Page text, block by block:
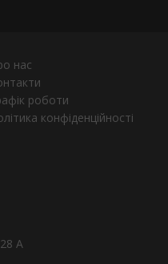
нас
роботи
конфіденційності
А